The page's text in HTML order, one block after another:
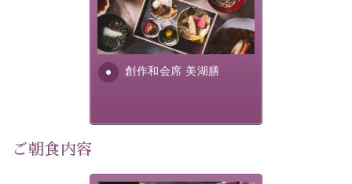
早めのご予約で、お得に癒しのひとときをお過ごしくだ
-----------【安心への取り組み】----------
徹底した衛生管理を行っております。
----------------------------------------------
創作和会席 美湖膳
美湖膳とは諏訪の地で特別を
提供する為に料理長・神原 裕
明が考え出した創作和会席で
す。美しい諏訪湖の幸...
ご朝食内容